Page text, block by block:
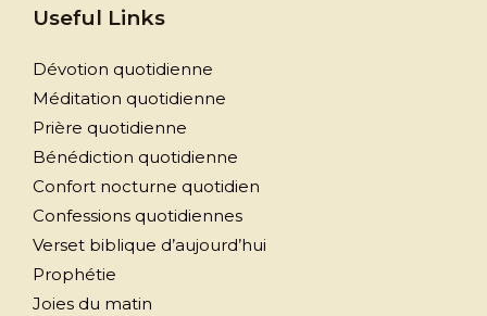
Useful Links
Dévotion quotidienne
Méditation quotidienne
Prière quotidienne
Bénédiction quotidienne
Confort nocturne quotidien
Confessions quotidiennes
Verset biblique d’aujourd’hui
Prophétie
Joies du matin